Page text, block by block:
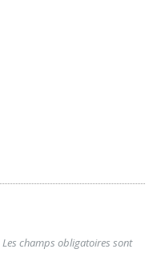
Les champs obligatoires sont